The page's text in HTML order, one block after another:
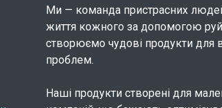
Ми — команда пристрасних
життя кожного за допомогою
створюємо чудові продукти для
проблем.
Наші продукти створені для